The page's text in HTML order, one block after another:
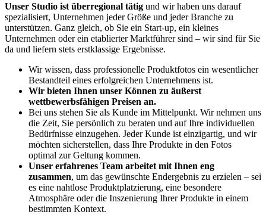
Unser Studio ist überregional tätig und wir haben uns darauf
spezialisiert, Unternehmen jeder Größe und jeder Branche zu
unterstützen. Ganz gleich, ob Sie ein Start-up, ein kleines
Unternehmen oder ein etablierter Marktführer sind – wir sind für Sie
da und liefern stets erstklassige Ergebnisse.
Wir wissen, dass professionelle Produktfotos ein wesentlicher
Bestandteil eines erfolgreichen Unternehmens ist.
Wir bieten Ihnen unser Können zu äußerst
wettbewerbsfähigen Preisen an.
Bei uns stehen Sie als Kunde im Mittelpunkt. Wir nehmen uns
die Zeit, Sie persönlich zu beraten und auf Ihre individuellen
Bedürfnisse einzugehen. Jeder Kunde ist einzigartig, und wir
möchten sicherstellen, dass Ihre Produkte in den Fotos
optimal zur Geltung kommen.
Unser erfahrenes Team arbeitet mit Ihnen eng
zusammen, um das gewünschte Endergebnis zu erzielen – sei
es eine nahtlose Produktplatzierung, eine besondere
Atmosphäre oder die Inszenierung Ihrer Produkte in einem
bestimmten Kontext.